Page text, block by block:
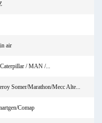
air
/ MAN /...
Somer/Marathon/Mecc Alte...
Comap